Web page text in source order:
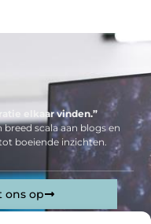
elkaar vinden.”
scala aan blogs en
boeiende inzichten.
ons op